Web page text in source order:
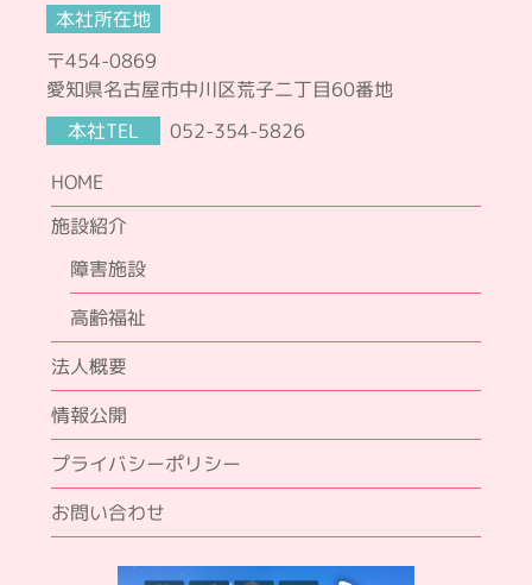
本社所在地
〒454-0869
愛知県名古屋市中川区荒子二丁目60番地
本社TEL
052-354-5826
HOME
施設紹介
障害施設
高齢福祉
法人概要
情報公開
プライバシーポリシー
お問い合わせ